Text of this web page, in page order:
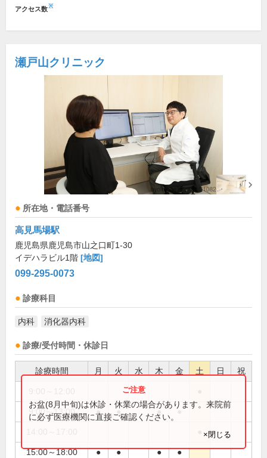
アクセス数※
瀬戸山クリニック
所在地・電話番号
高見馬場駅
鹿児島県鹿児島市山之口町1-30
イデハラビル1階 [地図]
099-295-0073
診療科目
内科 消化器内科
診療/受付時間・休診日
診療時間 月 火 水 木 金 土 日 祝
9:00～13:00 ● ● ● ●
15:00～18:00 ● ● ● ●
お盆(8月中旬)は休診・休業の場合があります。来院前
に必ず医療機関に直接ご確認ください。
×閉じる